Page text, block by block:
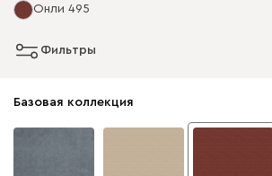
Онли 495
Фильтры
Базовая коллекция